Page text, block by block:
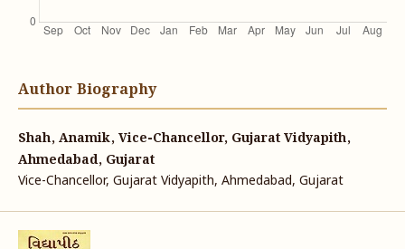
Author Biography
Shah, Anamik, Vice-Chancellor, Gujarat Vidyapith,
Ahmedabad, Gujarat
Vice-Chancellor, Gujarat Vidyapith, Ahmedabad, Gujarat